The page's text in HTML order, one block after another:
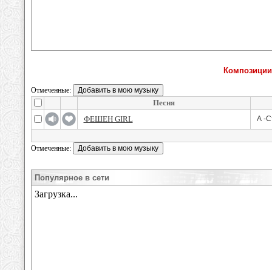
Отмеченные:
Песня
ФЕШЕН GIRL
А -
Отмеченные:
Популярное в сети